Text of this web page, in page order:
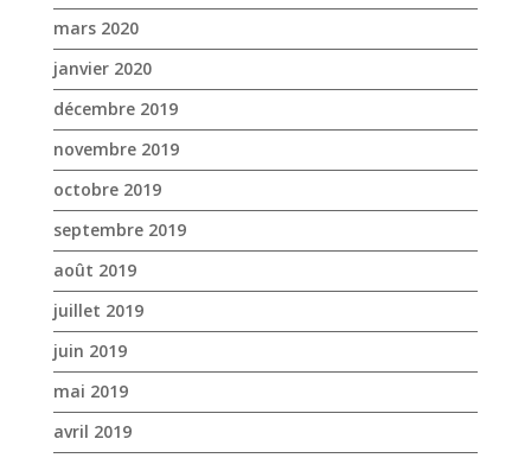
mars 2020
janvier 2020
décembre 2019
novembre 2019
octobre 2019
septembre 2019
août 2019
juillet 2019
juin 2019
mai 2019
avril 2019